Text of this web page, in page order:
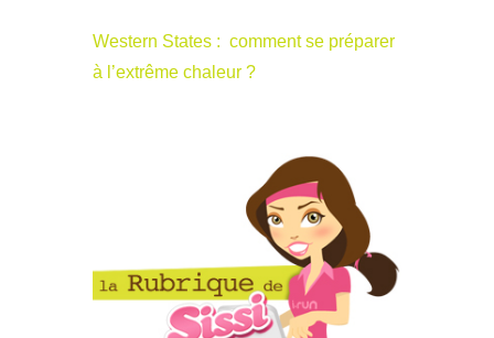
Western States : comment se préparer
à l’extrême chaleur ?